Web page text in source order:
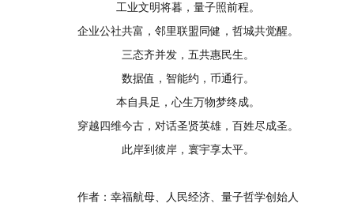
工业文明将暮，量子照前程。
企业公社共富，邻里联盟同健，哲城共觉醒。
三态齐并发，五共惠民生。
数据值，智能约，币通行。
本自具足，心生万物梦终成。
穿越四维今古，对话圣贤英雄，百姓尽成圣。
此岸到彼岸，寰宇享太平。
作者：幸福航母、人民经济、量子哲学创始人